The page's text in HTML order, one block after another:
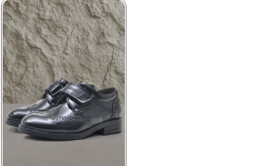
★ ★ ★ ★ ★
1.199,90 ₺
2.049,90 ₺
%41İndirim
Ücretsiz
Kargo